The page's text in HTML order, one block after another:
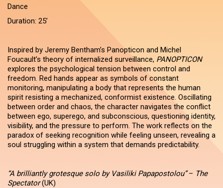
Dance
Duration: 25’
Inspired by Jeremy Bentham’s Panopticon and Michel
Foucault’s theory of internalized surveillance, PANOPTICON
explores the psychological tension between control and
freedom. Red hands appear as symbols of constant
monitoring, manipulating a body that represents the human
spirit resisting a mechanized, conformist existence. Oscillating
between order and chaos, the character navigates the conflict
between ego, superego, and subconscious, questioning identity,
visibility, and the pressure to perform. The work reflects on the
paradox of seeking recognition while feeling unseen, revealing a
soul struggling within a system that demands predictability.
“A brilliantly grotesque solo by Vasiliki Papapostolou” – The
Spectator(UK)